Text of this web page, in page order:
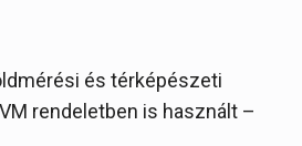
és térképészeti
rendeletben is használt –